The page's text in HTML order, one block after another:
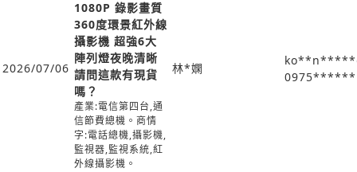
2026/07/06
1080P 錄影畫質
360度環景紅外線
攝影機 超強6大
陣列燈夜晚清晰
請問這款有現貨
嗎？
產業:電信第四台,通
信節費總機。商情
字:電話總機,攝影機,
監視器,監視系統,紅
外線攝影機。
林*嫻
0975******